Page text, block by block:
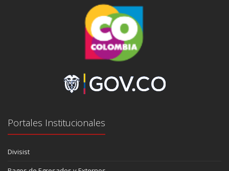
Portales Institucionales
Divisist